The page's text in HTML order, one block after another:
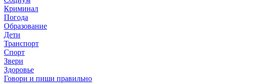
Криминал
Погода
Образование
Дети
Транспорт
Спорт
Звери
Здоровье
Говори и пиши правильно